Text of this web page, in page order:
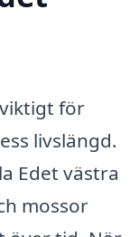
för
livslängd.
Edet västra
mossor